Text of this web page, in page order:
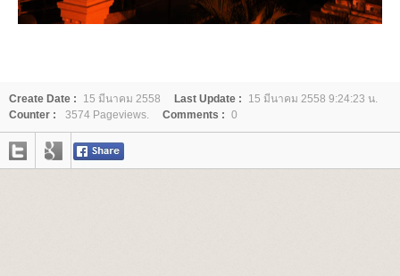
Create Date : 15 มีนาคม 2558 Last Update :
15 มีนาคม 2558 9:24:23 น.
Counter :
3574 Pageviews. Comments : 0